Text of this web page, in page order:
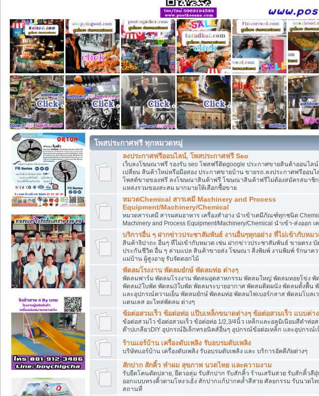
โพสประกาศฟรี ทุกหมวดหมู่
ลงประกาศฟรีออนไลน์, โพสประกาศฟรี Seo
เว็บลงโฆษณาฟรี รองรับ seo โพสฟรีติดgoogle ประกาศขายสินค้าออนไล
เปลี่ยน สินค้าใหม่หรือมือสอง ประกาศขายบ้าน ขายรถ.ลงประกาศฟรีออน
โพสต์ขายของฟรี ลงโฆษณาสินค้าฟรี โฆษณาสินค้าฟรีไม่ต้องสมัครสมาชิก
แหล่งรวมของสะสม มากมายให้เลือกซื้อขาย
หมวดChemical สารเคมี Machinery and Process
Equipment/Machinery/Chemical
หมวดสารเคมี สารผสมอาหาร เครื่องสำอาง นำเข้าเคมีภัณฑ์ทุกชนิด
Machinery and Process Equipment/Machinery/Chemical นำเข้า-ส่งออก
บริการอื่น ๆ ฝากข่าวประชาสัมพันธ์ งานอื่นๆทุกอย่าง ที่ไม่เข้ากับหม
สินค้าจิปาถะ อื่นๆ ที่ไม่เข้ากับหมวด เช่น ฝากข่าวประชาสัมพันธ์ ขายตรง บั
ประกันชีวิต อื่น ๆ ล่ามแปล สินค้าขายส่ง โฆษณา สิ่งพิมพ์ งานพิมพ์ รักษาค
แม่บ้าน ผู้สูงอายุ รับจัดดอกไม้
พัดลมโรงงาน พัดลมยํกษ์ พัดลมท่อ ต่างๆ
พัดลมฟาร์ม พัดลมโรงงาน พัดลมอุตสาหกรรม พัดลมใหญ่ พัดลมหอยโข่ง พั
พัดลม2ใบพัด พัดลม3ใบพัด พัดลมระบายอากาศ พัดลมติดผนัง พัดลมตั้งพื้น
และอุปกรณ์ความเย็น พัดลมยํกษ์ พัดลมท่อ พัดลมไฟเบอร์กลาส พัดลมโบลเ
แตนเลส อะไหล่พัดลม ต่างๆ
ข้อต่อสวมเร็ว ข้อต่อท่อ แป๊บเหล็กขนาดต่างๆ ข้อต่อสวมเร็ว แบบต่า
ข้อต่อสวมไว ข้อต่อสวมเร็ว ข้อต่อท่อ 1/2,3/4นิ้ว เหล็กและอลูมิเนียมสีดำท่อ
ต๊าปเกลียวDIY อุปกรณ์อิเล็กทรอนิคส์อื่นๆ อุปกรณ์ข้อต่อเหล็ก และอุปกรณ์เ
ร้านแอร์บ้าน เครื่องดับเพลิง รับอบรมดับเพลิง
บริษัทแอร์บ้าน เครื่องดับเพลิง รับอบรมดับเพลิง และ บริการอัคคีภัยต่างๆ
สักปาก สักคิ้ว ทำผม สุขภาพ นวดไทย และความงาม
รับยืดโคนดัดปลาย, ยืดวอลุ่ม รับสักปาก รับสักคิ้ว ร้านเสริมสวย รับสักคิ้วสีฝุ่
ออกแบบทรงคิ้วตามโหงวเฮ้ง สักปากแก้ปากคล้ำสีสวย ศัลยกรรม รับนวดไ
สถานที่